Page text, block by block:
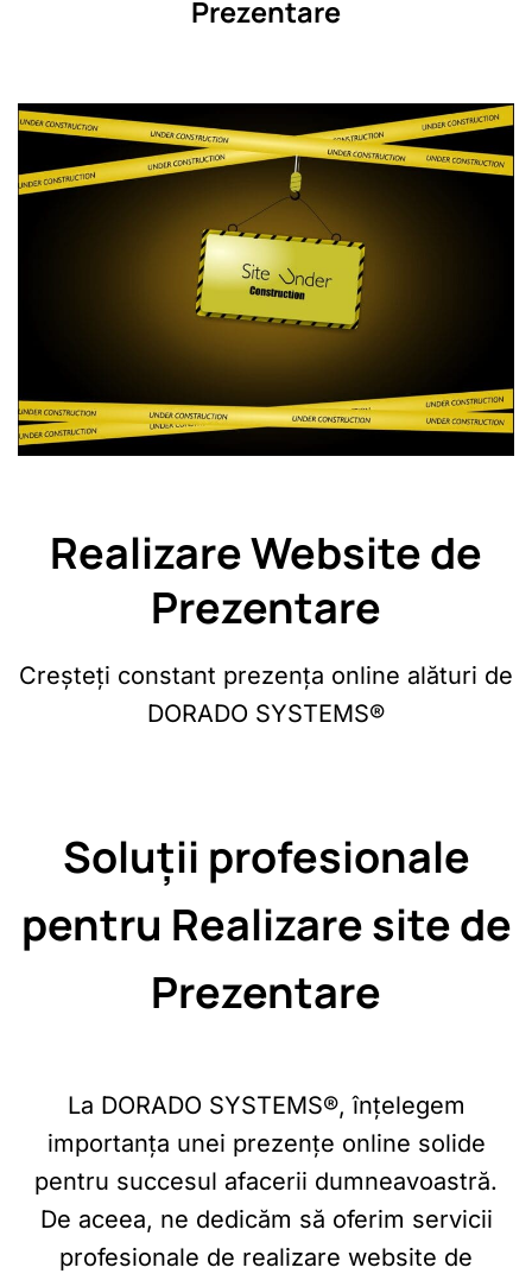
Prezentare
Realizare Website de
Prezentare
Creșteți constant prezența online alături de
DORADO SYSTEMS®
Soluții profesionale
pentru Realizare site de
Prezentare
La DORADO SYSTEMS®, înțelegem
importanța unei prezențe online solide
pentru succesul afacerii dumneavoastră.
De aceea, ne dedicăm să oferim servicii
profesionale de realizare website de